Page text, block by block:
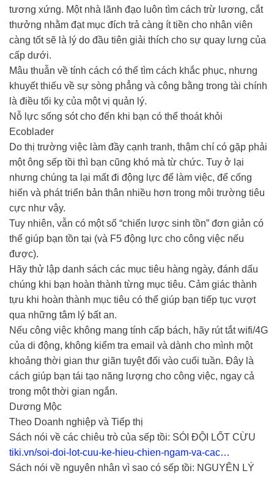
tương xứng. Một nhà lãnh đạo luôn tìm cách trừ lương, cắt
thưởng nhằm đạt mục đích trả càng ít tiền cho nhân viên
càng tốt sẽ là lý do đầu tiên giải thích cho sự quay lưng của
cấp dưới.
Mâu thuẫn về tính cách có thể tìm cách khắc phục, nhưng
khuyết thiếu về sự sòng phẳng và công bằng trong tài chính
là điều tối kỵ của một vị quản lý.
Nỗ lực sống sót cho đến khi bạn có thể thoát khỏi
Ecoblader
Do thị trường việc làm đầy cạnh tranh, thậm chí có gặp phải
một ông sếp tồi thì bạn cũng khó mà từ chức. Tuy ở lại
nhưng chúng ta lại mất đi động lực để làm việc, để cống
hiến và phát triển bản thân nhiều hơn trong môi trường tiêu
cực như vậy.
Tuy nhiên, vẫn có một số “chiến lược sinh tồn” đơn giản có
thể giúp bạn tồn tại (và F5 động lực cho công việc nếu
được).
Hãy thử lập danh sách các mục tiêu hàng ngày, đánh dấu
chúng khi bạn hoàn thành từng mục tiêu. Cảm giác thành
tựu khi hoàn thành mục tiêu có thể giúp bạn tiếp tục vượt
qua những tâm lý bất an.
Nếu công việc không mang tính cấp bách, hãy rút tắt wifi/4G
của di động, không kiểm tra email và dành cho mình một
khoảng thời gian thư giãn tuyệt đối vào cuối tuần. Đây là
cách giúp bạn tái tạo năng lượng cho công việc, ngay cả
trong một thời gian ngắn.
Dương Mộc
Theo Doanh nghiệp và Tiếp thị
Sách nói về các chiêu trò của sếp tồi: SÓI ĐỘI LỐT CỪU
tiki.vn/soi-doi-lot-cuu-ke-hieu-chien-ngam-va-cac…
Sách nói về nguyên nhân vì sao có sếp tồi: NGUYÊN LÝ